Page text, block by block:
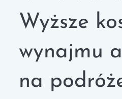
Wyższe
wynajmu
na